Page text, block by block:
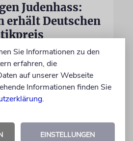
Judenhass:
erhält Deutschen
steht nicht nur vor der
sich auch
Deutsche Kulturrat würdigt
einem Preis. Igor Levit ist
Sie Informationen zu den
erfahren, die
auf unserer Webseite
Informationen finden Sie
.
EINSTELLUNGEN